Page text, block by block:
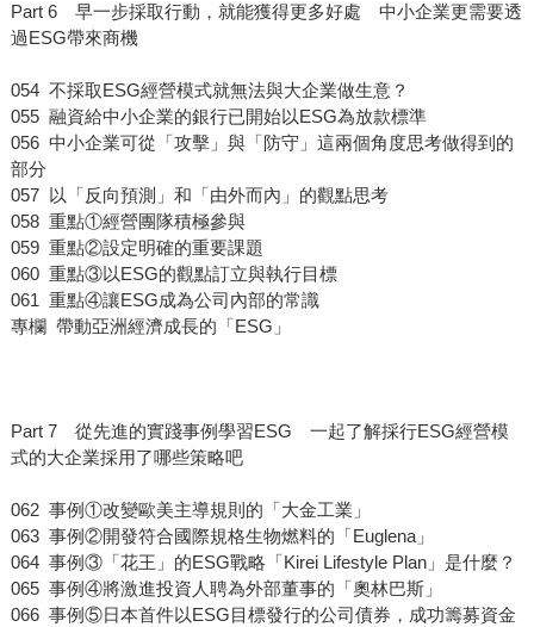
Part 6 早一步採取行動，就能獲得更多好處 中小企業更需要透
過ESG帶來商機
054 不採取ESG經營模式就無法與大企業做生意？
055 融資給中小企業的銀行已開始以ESG為放款標準
056 中小企業可從「攻擊」與「防守」這兩個角度思考做得到的
部分
057 以「反向預測」和「由外而內」的觀點思考
058 重點①經營團隊積極參與
059 重點②設定明確的重要課題
060 重點③以ESG的觀點訂立與執行目標
061 重點④讓ESG成為公司內部的常識
專欄 帶動亞洲經濟成長的「ESG」
Part 7 從先進的實踐事例學習ESG 一起了解採行ESG經營模
式的大企業採用了哪些策略吧
062 事例①改變歐美主導規則的「大金工業」
063 事例②開發符合國際規格生物燃料的「Euglena」
064 事例③「花王」的ESG戰略「Kirei Lifestyle Plan」是什麼？
065 事例④將激進投資人聘為外部董事的「奧林巴斯」
066 事例⑤日本首件以ESG目標發行的公司債券，成功籌募資金